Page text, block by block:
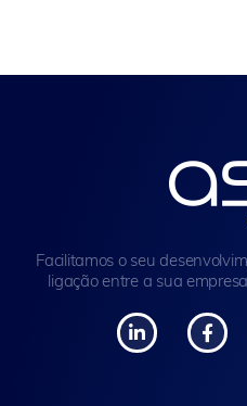
Facilitamos o seu
ligação entre a sua